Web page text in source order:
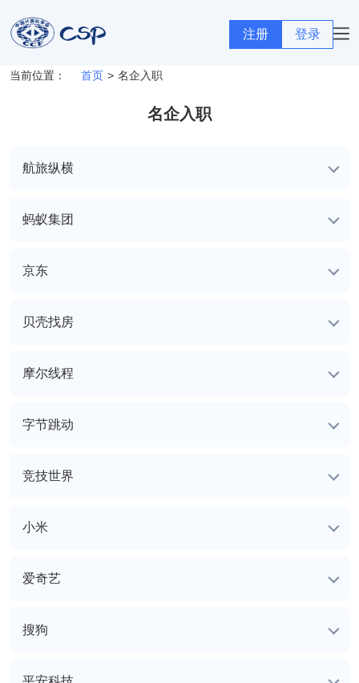
当前位置： 首页 > 名企入职
名企入职
航旅纵横
蚂蚁集团
京东
贝壳找房
摩尔线程
字节跳动
竞技世界
小米
爱奇艺
搜狗